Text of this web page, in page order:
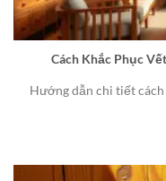
Cách Khắc Phục
Hướng dẫn chi tiết